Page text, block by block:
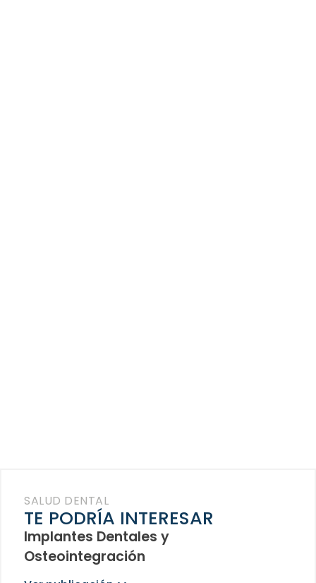
SALUD DENTAL
TE PODRÍA INTERESAR
Implantes Dentales y
Osteointegración